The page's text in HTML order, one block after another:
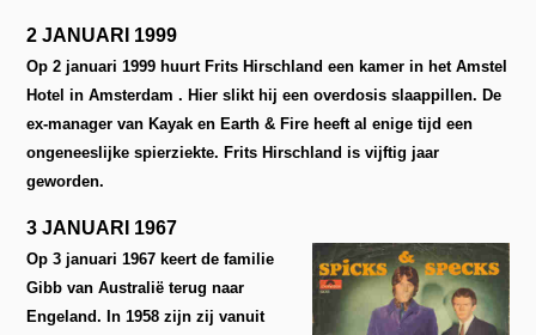
2 JANUARI 1999
Op 2 januari 1999 huurt Frits Hirschland een kamer in het Amstel
Hotel in Amsterdam . Hier slikt hij een overdosis slaappillen. De
ex-manager van Kayak en Earth & Fire heeft al enige tijd een
ongeneeslijke spierziekte. Frits Hirschland is vijftig jaar
geworden.
3 JANUARI 1967
Op 3 januari 1967 keert de familie
Gibb van Australië terug naar
Engeland. In 1958 zijn zij vanuit